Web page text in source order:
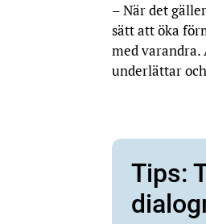
– När det
sätt att öka
med varandra.
underlättar
Tips: